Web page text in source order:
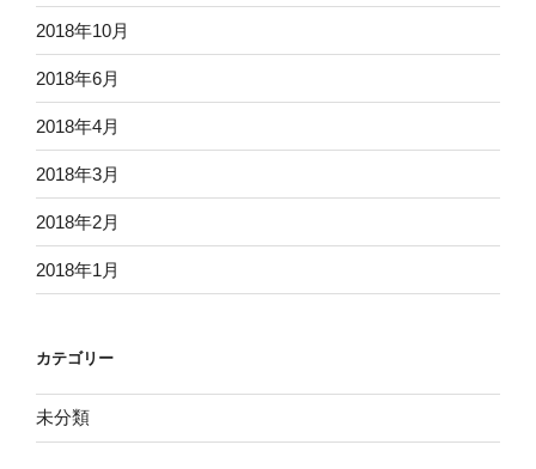
2018年10月
2018年6月
2018年4月
2018年3月
2018年2月
2018年1月
カテゴリー
未分類